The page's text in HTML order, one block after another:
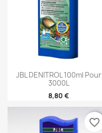
JBL DENITROL 100ml Pour
3000L
8,80 €
favorite_border